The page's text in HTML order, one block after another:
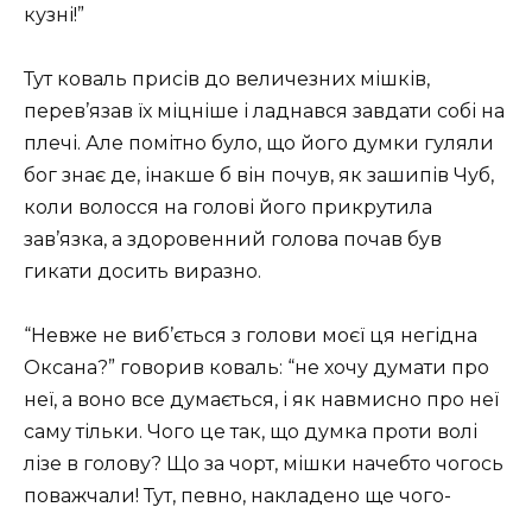
кузні!”
Тут коваль присів до величезних мішків,
перев’язав їх міцніше і ладнався завдати собі на
плечі. Але помітно було, що його думки гуляли
бог знає де, інакше б він почув, як зашипів Чуб,
коли волосся на голові його прикрутила
зав’язка, а здоровенний голова почав був
гикати досить виразно.
“Невже не виб’ється з голови моєї ця негідна
Оксана?” говорив коваль: “не хочу думати про
неї, а воно все думається, і як навмисно про неї
саму тільки. Чого це так, що думка проти волі
лізе в голову? Що за чорт, мішки начебто чогось
поважчали! Тут, певно, накладено ще чого-